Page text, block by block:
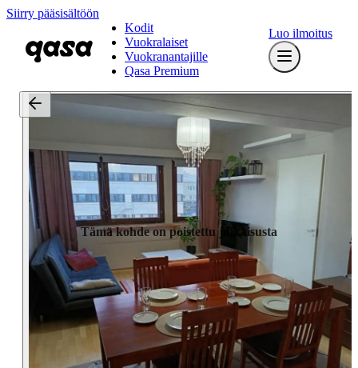
Siirry pääsisältöön
Kodit
Vuokralaiset
Vuokranantajille
Qasa Premium
Luo ilmoitus
Tämä kohde on poistettu julkaisusta